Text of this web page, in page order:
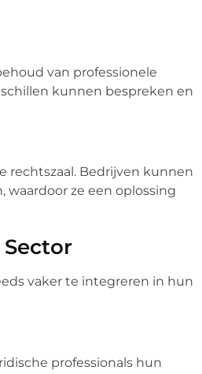
van professionele
kunnen bespreken en
rechtszaal. Bedrijven kunnen
waardoor ze een oplossing
vaker te integreren in hun
professionals hun